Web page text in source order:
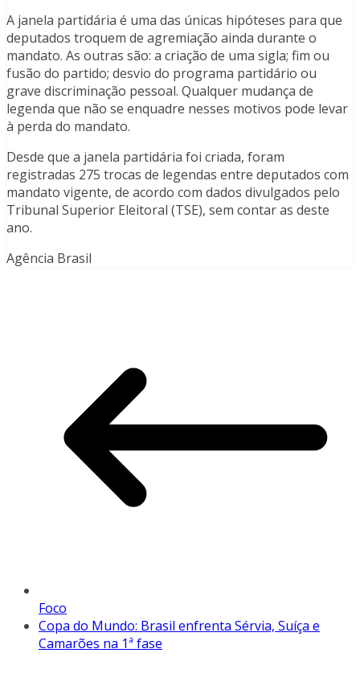
A janela partidária é uma das únicas hipóteses para que
deputados troquem de agremiação ainda durante o
mandato. As outras são: a criação de uma sigla; fim ou
fusão do partido; desvio do programa partidário ou
grave discriminação pessoal. Qualquer mudança de
legenda que não se enquadre nesses motivos pode levar
à perda do mandato.
Desde que a janela partidária foi criada, foram
registradas 275 trocas de legendas entre deputados com
mandato vigente, de acordo com dados divulgados pelo
Tribunal Superior Eleitoral (TSE), sem contar as deste
ano.
Agência Brasil
Foco
Copa do Mundo: Brasil enfrenta Sérvia, Suíça e
Camarões na 1ª fase